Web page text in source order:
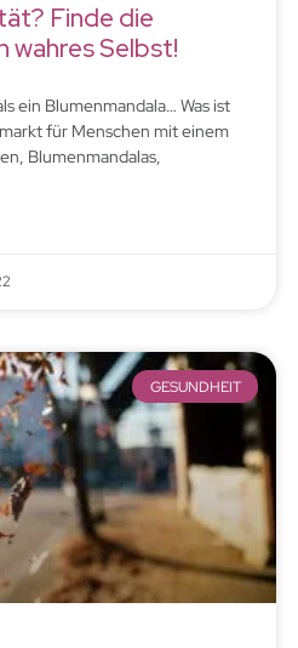
Finde die
wahres Selbst!
ein Blumenmandala… Was ist
für Menschen mit einem
Blumenmandalas,
GESUNDHEIT